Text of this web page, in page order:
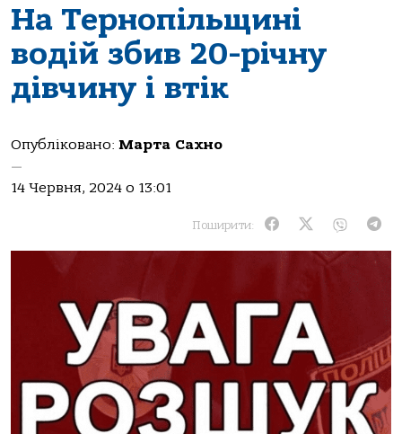
На Тернопільщині
водій збив 20-річну
дівчину і втік
Опубліковано: Марта Сахно
—
14 Червня, 2024 о 13:01
Поширити: